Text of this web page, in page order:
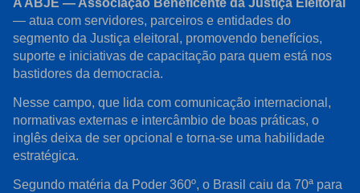
— atua com servidores, parceiros e entidades do
segmento da Justiça eleitoral, promovendo benefícios,
suporte e iniciativas de capacitação para quem está nos
bastidores da democracia.
Nesse campo, que lida com comunicação internacional,
normativas externas e intercâmbio de boas práticas, o
inglês deixa de ser opcional e torna-se uma habilidade
estratégica.
Segundo matéria da Poder 360º, o Brasil caiu da 70ª para